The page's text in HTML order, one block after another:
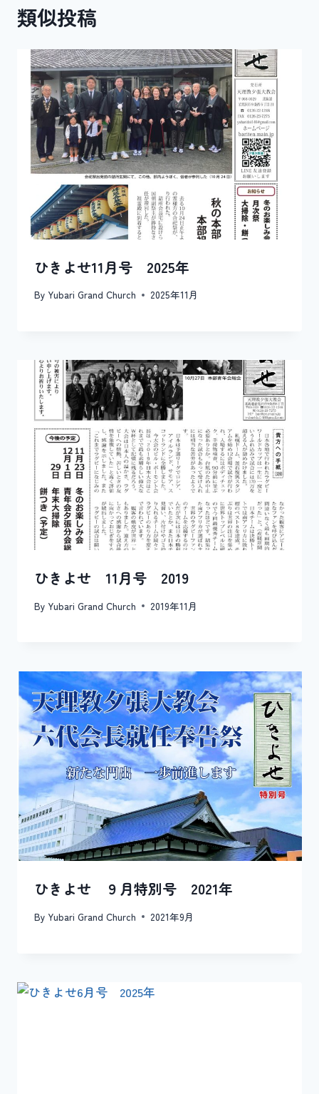
ー
シ
ョ
ン
類似投稿
ひきよせ11月号 2025年
By Yubari Grand Church 2025年11月
ひきよせ 11月号 2019
By Yubari Grand Church 2019年11月
ひきよせ ９月特別号 2021年
By Yubari Grand Church 2021年9月